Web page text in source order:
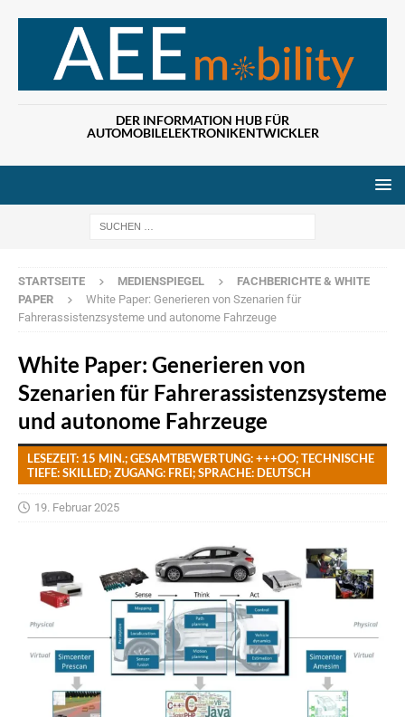
DER INFORMATION HUB FÜR
AUTOMOBILELEKTRONIKENTWICKLER
STARTSEITE MEDIENSPIEGEL
FACHBERICHTE & WHITE
PAPER
White Paper: Generieren von Szenarien für
Fahrerassistenzsysteme und autonome Fahrzeuge
White Paper: Generieren von
Szenarien für Fahrerassistenzsysteme
und autonome Fahrzeuge
LESEZEIT: 15 MIN.; GESAMTBEWERTUNG: +++OO; TECHNISCHE
TIEFE: SKILLED; ZUGANG: FREI; SPRACHE: DEUTSCH
19. Februar 2025